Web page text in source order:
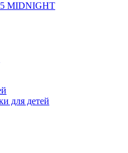
MIDNIGHT
для детей